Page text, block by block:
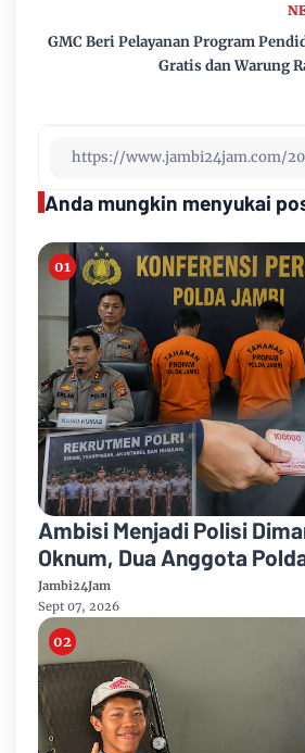
GMC Beri Pelayanan Program
Gratis dan Warung
Anda mungkin menyukai
Ambisi Menjadi Polisi
Oknum, Dua Anggota
Diduga Tipu Calon Bintara
Kelulusan
Jambi24Jam
Sept 07, 2026